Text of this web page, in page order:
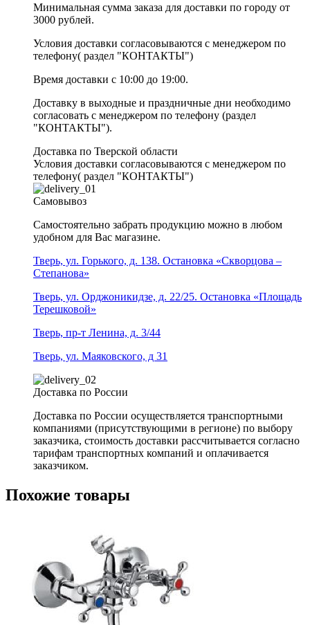
Минимальная сумма заказа для доставки по городу от
3000 рублей.
Условия доставки согласовываются с менеджером по
телефону( раздел "КОНТАКТЫ")
Время доставки с 10:00 до 19:00.
Доставку в выходные и праздничные дни необходимо
согласовать с менеджером по телефону (раздел
"КОНТАКТЫ").
Доставка по Тверской области
Условия доставки согласовываются с менеджером по
телефону( раздел "КОНТАКТЫ")
Самовывоз
Самостоятельно забрать продукцию можно в любом
удобном для Вас магазине.
Тверь, ул. Горького, д. 138. Остановка «Скворцова –
Степанова»
Тверь, ул. Орджоникидзе, д. 22/25. Остановка «Площадь
Терешковой»
Тверь, пр-т Ленина, д. 3/44
Тверь, ул. Маяковского, д 31
Доставка по России
Доставка по России осуществляется транспортными
компаниями (присутствующими в регионе) по выбору
заказчика, стоимость доставки рассчитывается согласно
тарифам транспортных компаний и оплачивается
заказчиком.
Похожие товары